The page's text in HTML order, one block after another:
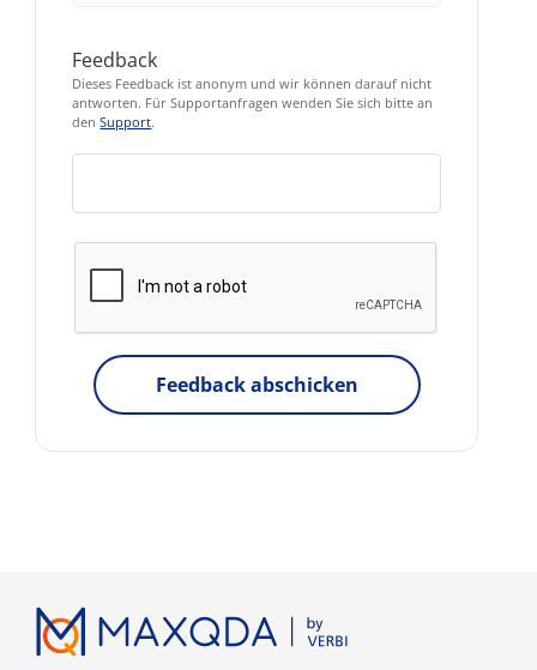
Feedback
Dieses Feedback ist anonym und wir können darauf nicht
antworten. Für Supportanfragen wenden Sie sich bitte an
denSupport.
Feedback abschicken